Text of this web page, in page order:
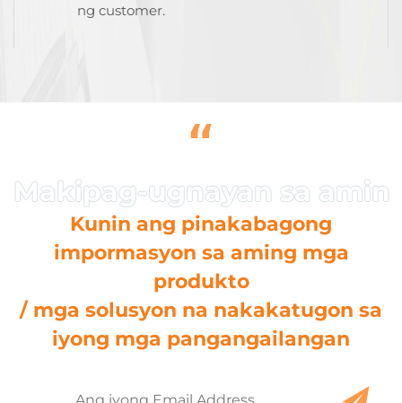
ng customer.
“
Kunin ang pinakabagong
impormasyon sa aming mga
produkto
/ mga solusyon na nakakatugon sa
iyong mga pangangailangan